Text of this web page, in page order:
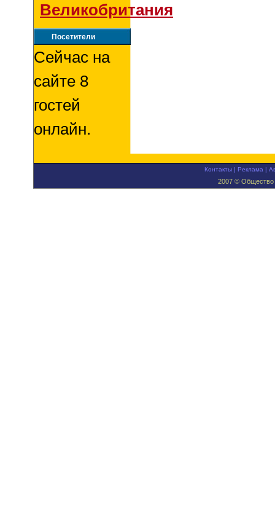
Великобритания
Посетители
Сейчас на
сайте 8
гостей
онлайн.
Контакты |Реклама |
2007 © Общество